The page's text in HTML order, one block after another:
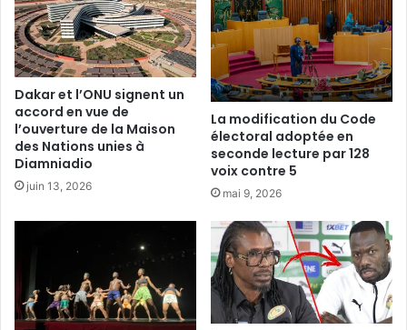
Dakar et l’ONU signent un
accord en vue de
l’ouverture de la Maison
des Nations unies à
Diamniadio
juin 13, 2026
La modification du Code
électoral adoptée en
seconde lecture par 128
voix contre 5
mai 9, 2026